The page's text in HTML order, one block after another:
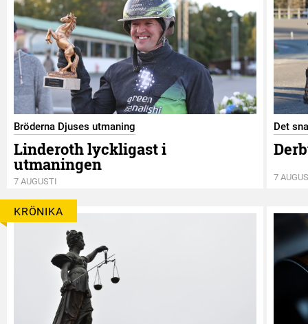
Bröderna Djuses utmaning
Linderoth lyckligast i
utmaningen
7 AUGUSTI
Det
7
KRÖNIKA